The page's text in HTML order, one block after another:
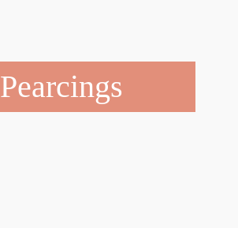
Pearcings